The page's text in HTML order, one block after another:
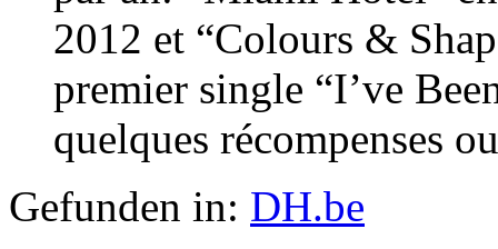
2012 et “Colours &
premier single “I’ve
quelques récompenses
Gefunden in: DH.be